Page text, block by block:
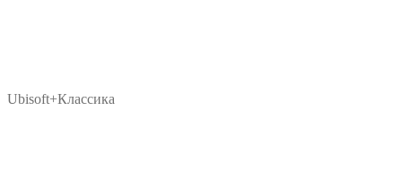
Ubisoft+Классика